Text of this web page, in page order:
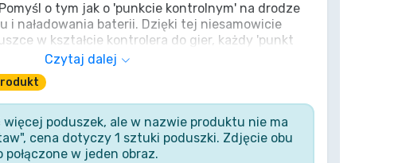
o tym jak o 'punkcie kontrolnym' na drodze
i naładowania baterii. Dzięki tej niesamowicie
w kształcie kontrolera do gier, każdy 'punkt
komfortu. Po intensywnych bitwach to idealny
i marzyć o kolejnym 'epickim zwycięstwie'. To
to trofeum gracza, zasłużona nagrada po
i najlepszy 'przedmiot wsparcia' w prawdziwym
dzień! Zdobądź ją i wciśnij przycisk komfortu!
Czytaj dalej
poduszek, ale w nazwie produktu nie ma
cena dotyczy 1 sztuki poduszki. Zdjęcie obu
w jeden obraz.